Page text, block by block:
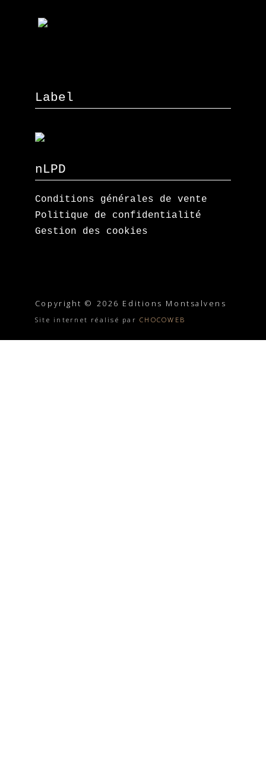
Label
nLPD
Conditions générales de vente
Politique de confidentialité
Gestion des cookies
Copyright © 2026 Editions Montsalvens
Site internet réalisé parCHOCOWEB